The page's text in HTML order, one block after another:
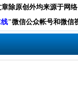
除原创外均来源于网
"微信公众帐号和微信